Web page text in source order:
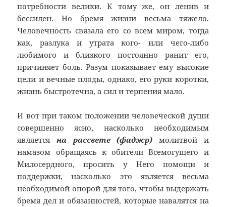
потребности велики. К тому же, он ленив и
бессилен. Но бремя жизни весьма тяжело.
Человечность связала его со всем миром, тогда
как, разлука и утрата кого- или чего-либо
любимого и близкого постоянно ранит его,
причиняет боль. Разум показывает ему высокие
цели и вечные плоды, однако, его руки коротки,
жизнь быстротечна, а сил и терпения мало.
И вот при таком положении человеческой души
совершенно ясно, насколько необходимым
являетсяна рассвете (фаджр) молитвой и
намазом обращаясь к обители Всемогущего и
Милосердного, просить у Него помощи и
поддержки, насколько это является весьма
необходимой опорой для того, чтобы выдержать
бремя дел и обязанностей, которые навалятся на